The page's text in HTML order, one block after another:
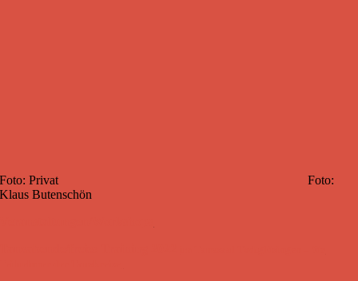
Foto: Privat Foto:
Klaus Butenschön